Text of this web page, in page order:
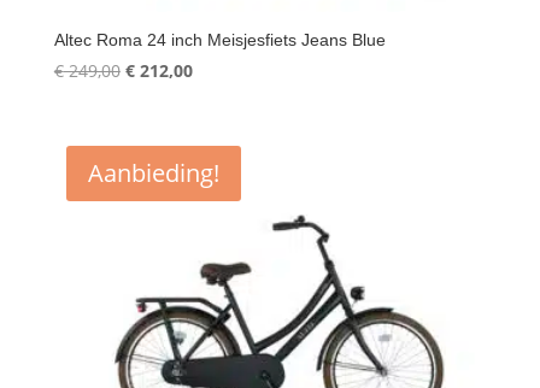
Altec Roma 24 inch Meisjesfiets Jeans Blue
€249,00 Oorspronkelijke
€ 249,00.
€212,00Huidige
€ 212,00.
Aanbieding!